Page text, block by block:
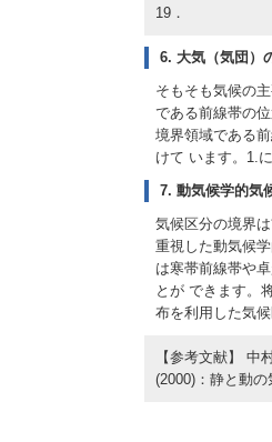
19．
6. 大気（気団）
そもそも気候の
である前線帯の
境界領域である
けて います。1.
7. 動気候学的気
気候区分の境界
重視した動気候
は寒帯前線帯や
とが できます。
布を利用した気
【参考文献】 中
(2000)：静と動